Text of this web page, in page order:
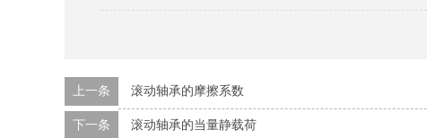
上一条 滚动轴承的摩擦系数
下一条 滚动轴承的当量静载荷